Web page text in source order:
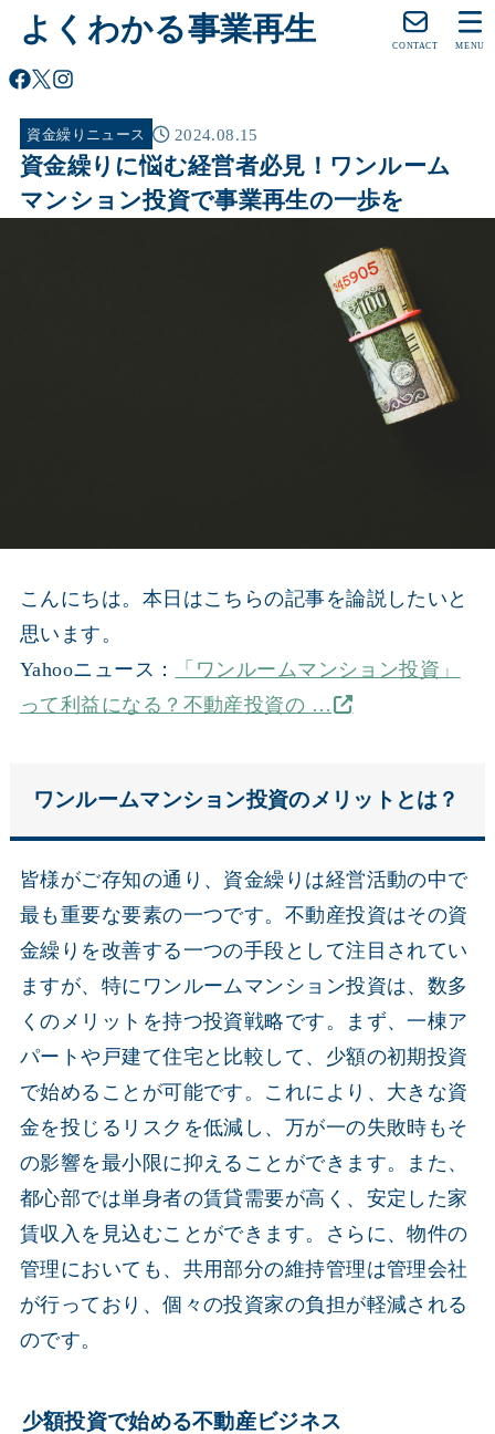
よくわかる事業再生 CONTACT MENU
資金繰りニュース 2024.08.15
資金繰りに悩む経営者必見！ワンルーム
マンション投資で事業再生の一歩を
こんにちは。本日はこちらの記事を論説したいと
思います。
Yahooニュース：
「ワンルームマンション投資」
って利益になる？不動産投資の …
ワンルームマンション投資のメリットとは？
皆様がご存知の通り、資金繰りは経営活動の中で
最も重要な要素の一つです。不動産投資はその資
金繰りを改善する一つの手段として注目されてい
ますが、特にワンルームマンション投資は、数多
くのメリットを持つ投資戦略です。まず、一棟ア
パートや戸建て住宅と比較して、少額の初期投資
で始めることが可能です。これにより、大きな資
金を投じるリスクを低減し、万が一の失敗時もそ
の影響を最小限に抑えることができます。また、
都心部では単身者の賃貸需要が高く、安定した家
賃収入を見込むことができます。さらに、物件の
管理においても、共用部分の維持管理は管理会社
が行っており、個々の投資家の負担が軽減される
のです。
少額投資で始める不動産ビジネス